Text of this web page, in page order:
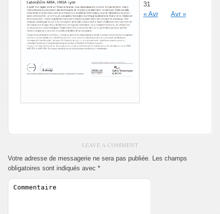
« Avr Avr »
31
LEAVE A COMMENT
Votre adresse de messagerie ne sera pas publiée. Les champs
obligatoires sont indiqués avec *